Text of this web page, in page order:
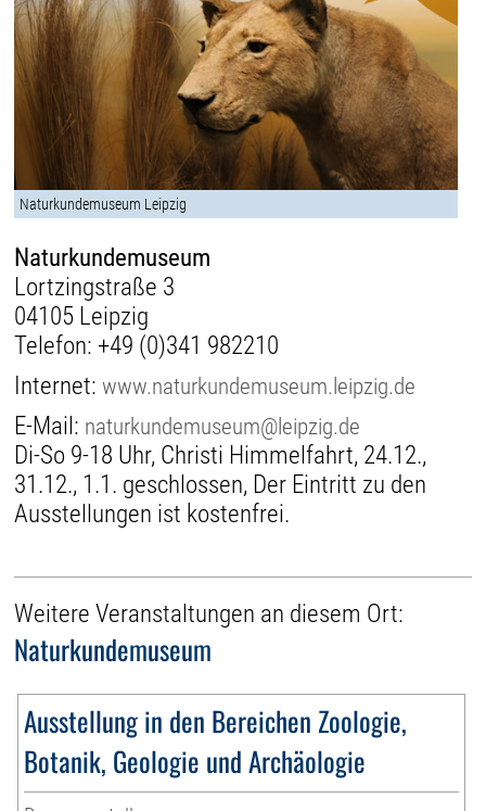
Naturkundemuseum Leipzig
Naturkundemuseum
Lortzingstraße 3
04105 Leipzig
Telefon: +49 (0)341 982210
Internet:www.naturkundemuseum.leipzig.de
E-Mail: naturkundemuseum@leipzig.de
Di-So 9-18 Uhr, Christi Himmelfahrt, 24.12.,
31.12., 1.1. geschlossen, Der Eintritt zu den
Ausstellungen ist kostenfrei.
Weitere Veranstaltungen an diesem Ort:
Naturkundemuseum
Ausstellung in den Bereichen Zoologie,
Botanik, Geologie und Archäologie